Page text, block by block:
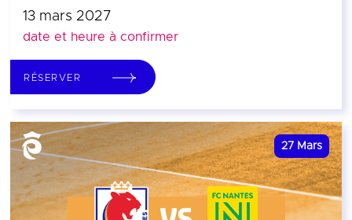
13 mars 2027
date et heure à confirmer
RÉSERVER
27 Mars